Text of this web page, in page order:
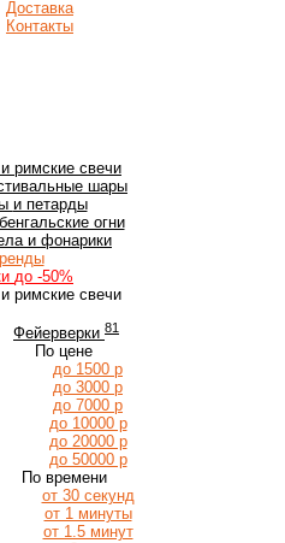
Доставка
Контакты
и римские свечи
шары
и петарды
огни
и фонарики
до -50%
римские свечи
Фейерверки 81
По цене
до 1500 р
до 3000 р
до 7000 р
до 10000 р
до 20000 р
до 50000 р
По времени
от 30 секунд
от 1 минуты
от 1.5 минут